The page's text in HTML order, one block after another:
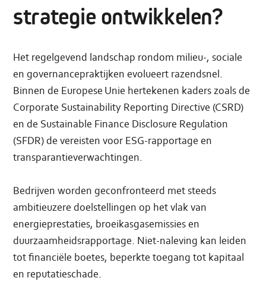
strategie ontwikkelen?
Het regelgevend landschap rondom milieu-, sociale
en governancepraktijken evolueert razendsnel.
Binnen de Europese Unie hertekenen kaders zoals de
Corporate Sustainability Reporting Directive (CSRD)
en de Sustainable Finance Disclosure Regulation
(SFDR) de vereisten voor ESG-rapportage en
transparantieverwachtingen.
Bedrijven worden geconfronteerd met steeds
ambitieuzere doelstellingen op het vlak van
energieprestaties, broeikasgasemissies en
duurzaamheidsrapportage. Niet-naleving kan leiden
tot financiële boetes, beperkte toegang tot kapitaal
en reputatieschade.